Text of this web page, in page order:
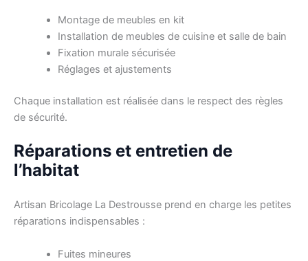
Montage de meubles en kit
Installation de meubles de cuisine et salle de bain
Fixation murale sécurisée
Réglages et ajustements
Chaque installation est réalisée dans le respect des règles
de sécurité.
Réparations et entretien de
l’habitat
Artisan Bricolage La Destrousse prend en charge les petites
réparations indispensables :
Fuites mineures